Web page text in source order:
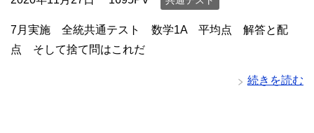
7月実施 全統共通テスト 数学1A 平均点 解答と配
点 そして捨て問はこれだ
続きを読む